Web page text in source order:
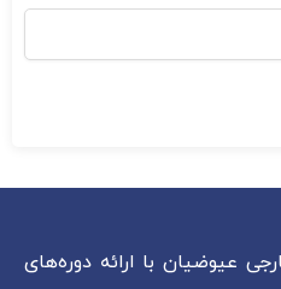
عیوضیان با ارائه دوره‌های